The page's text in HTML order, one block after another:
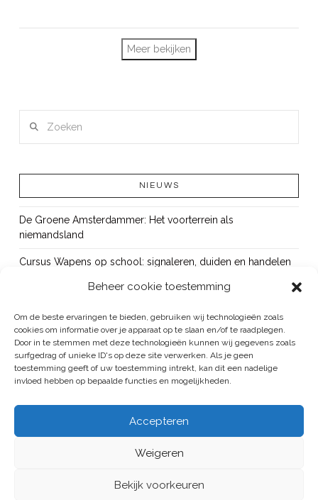
Beheer cookie toestemming
Om de beste ervaringen te bieden, gebruiken wij technologieën zoals
cookies om informatie over je apparaat op te slaan en/of te raadplegen.
Door in te stemmen met deze technologieën kunnen wij gegevens zoals
surfgedrag of unieke ID's op deze site verwerken. Als je geen
toestemming geeft of uw toestemming intrekt, kan dit een nadelige
invloed hebben op bepaalde functies en mogelijkheden.
Accepteren
Weigeren
Bekijk voorkeuren
Meer bekijken
NIEUWS
De Groene Amsterdammer: Het voorterrein als
niemandsland
Cursus Wapens op school: signaleren, duiden en handelen
Bureau Beke ontwikkelt jeugdmonitor Aruba
Vacature: senior onderzoeker
GROEP
PUBLICATIES PROJECTEN BUREAU